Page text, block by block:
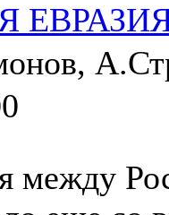
между